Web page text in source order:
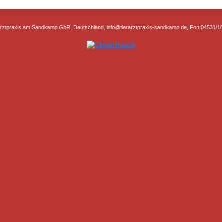
am Sandkamp GbR, Deutschland, info@tierarztpraxis-sandkamp.de, Fon:04531/